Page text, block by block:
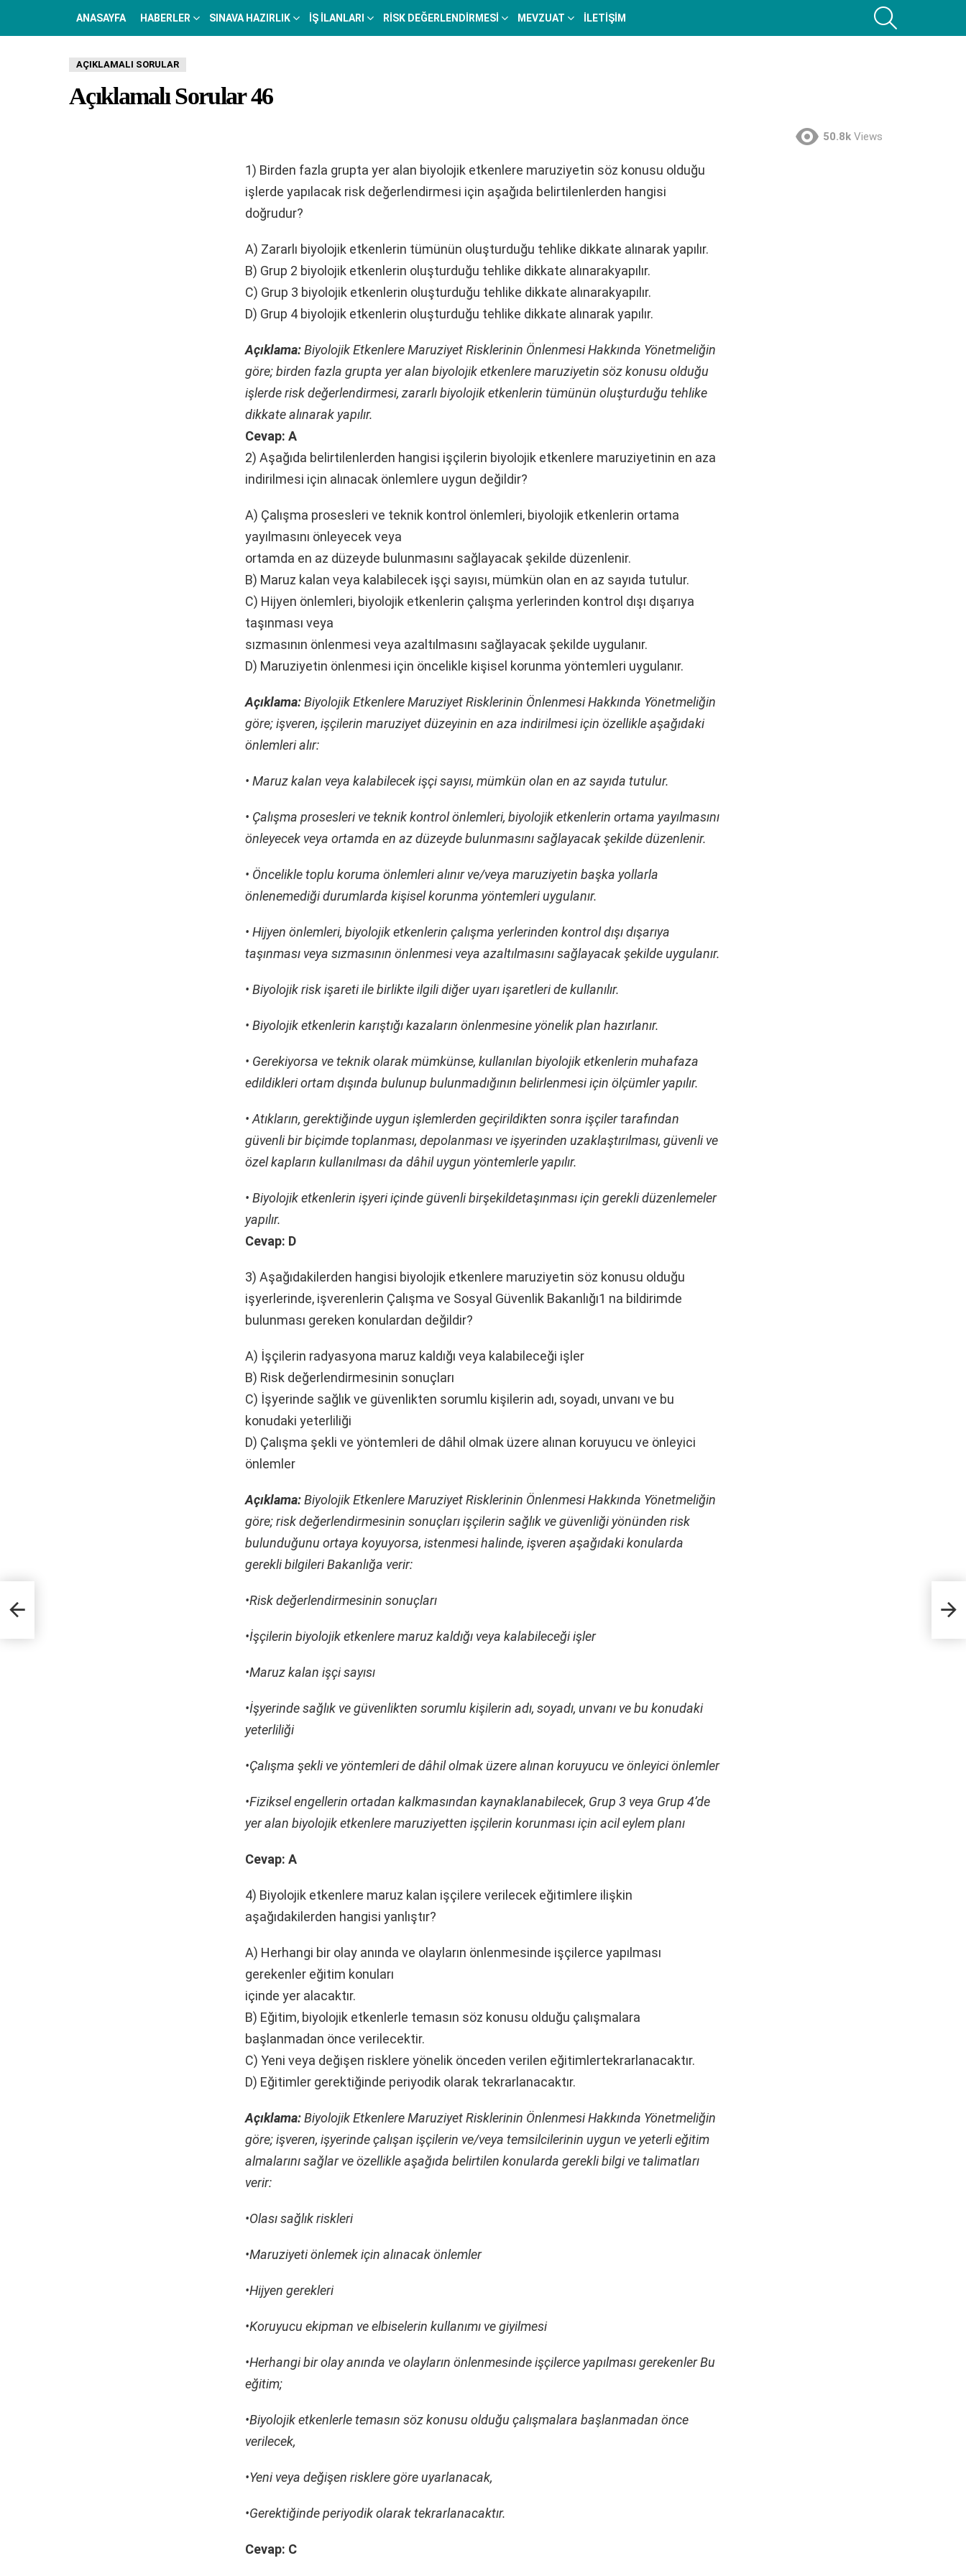
ANASAYFA HABERLER SINAVA HAZIRLIK İŞ İLANLARI RISK DEĞERLENDIRMESI MEVZUAT İLETIŞIM
AÇIKLAMALI SORULAR
Açıklamalı Sorular 46
50.8k Views
1) Birden fazla grupta yer alan biyolojik etkenlere maruziyetin söz konusu olduğu
işlerde yapılacak risk değerlendirmesi için aşağıda belirtilenlerden hangisi
doğrudur?
A) Zararlı biyolojik etkenlerin tümünün oluşturduğu tehlike dikkate alınarak yapılır.
B) Grup 2 biyolojik etkenlerin oluşturduğu tehlike dikkate alınarakyapılır.
C) Grup 3 biyolojik etkenlerin oluşturduğu tehlike dikkate alınarakyapılır.
D) Grup 4 biyolojik etkenlerin oluşturduğu tehlike dikkate alınarak yapılır.
Açıklama:Biyolojik Etkenlere Maruziyet Risklerinin Önlenmesi Hakkında Yönetmeliğin
göre; birden fazla grupta yer alan biyolojik etkenlere maruziyetin söz konusu olduğu
işlerde risk değerlendirmesi, zararlı biyolojik etkenlerin tümünün oluşturduğu tehlike
dikkate alınarak yapılır.
Cevap: A
2) Aşağıda belirtilenlerden hangisi işçilerin biyolojik etkenlere maruziyetinin en aza
indirilmesi için alınacak önlemlere uygun değildir?
A) Çalışma prosesleri ve teknik kontrol önlemleri, biyolojik etkenlerin ortama
yayılmasını önleyecek veya
ortamda en az düzeyde bulunmasını sağlayacak şekilde düzenlenir.
B) Maruz kalan veya kalabilecek işçi sayısı, mümkün olan en az sayıda tutulur.
C) Hijyen önlemleri, biyolojik etkenlerin çalışma yerlerinden kontrol dışı dışarıya
taşınması veya
sızmasının önlenmesi veya azaltılmasını sağlayacak şekilde uygulanır.
D) Maruziyetin önlenmesi için öncelikle kişisel korunma yöntemleri uygulanır.
Açıklama:Biyolojik Etkenlere Maruziyet Risklerinin Önlenmesi Hakkında Yönetmeliğin
göre; işveren, işçilerin maruziyet düzeyinin en aza indirilmesi için özellikle aşağıdaki
önlemleri alır:
• Maruz kalan veya kalabilecek işçi sayısı, mümkün olan en az sayıda tutulur.
• Çalışma prosesleri ve teknik kontrol önlemleri, biyolojik etkenlerin ortama yayılmasını
önleyecek veya ortamda en az düzeyde bulunmasını sağlayacak şekilde düzenlenir.
• Öncelikle toplu koruma önlemleri alınır ve/veya maruziyetin başka yollarla
önlenemediği durumlarda kişisel korunma yöntemleri uygulanır.
• Hijyen önlemleri, biyolojik etkenlerin çalışma yerlerinden kontrol dışı dışarıya
taşınması veya sızmasının önlenmesi veya azaltılmasını sağlayacak şekilde uygulanır.
• Biyolojik risk işareti ile birlikte ilgili diğer uyarı işaretleri de kullanılır.
• Biyolojik etkenlerin karıştığı kazaların önlenmesine yönelik plan hazırlanır.
• Gerekiyorsa ve teknik olarak mümkünse, kullanılan biyolojik etkenlerin muhafaza
edildikleri ortam dışında bulunup bulunmadığının belirlenmesi için ölçümler yapılır.
• Atıkların, gerektiğinde uygun işlemlerden geçirildikten sonra işçiler tarafından
güvenli bir biçimde toplanması, depolanması ve işyerinden uzaklaştırılması, güvenli ve
özel kapların kullanılması da dâhil uygun yöntemlerle yapılır.
• Biyolojik etkenlerin işyeri içinde güvenli birşekildetaşınması için gerekli düzenlemeler
yapılır.
Cevap: D
3) Aşağıdakilerden hangisi biyolojik etkenlere maruziyetin söz konusu olduğu
işyerlerinde, işverenlerin Çalışma ve Sosyal Güvenlik Bakanlığı1 na bildirimde
bulunması gereken konulardan değildir?
A) İşçilerin radyasyona maruz kaldığı veya kalabileceği işler
B) Risk değerlendirmesinin sonuçları
C) İşyerinde sağlık ve güvenlikten sorumlu kişilerin adı, soyadı, unvanı ve bu
konudaki yeterliliği
D) Çalışma şekli ve yöntemleri de dâhil olmak üzere alınan koruyucu ve önleyici
önlemler
Açıklama:Biyolojik Etkenlere Maruziyet Risklerinin Önlenmesi Hakkında Yönetmeliğin
göre; risk değerlendirmesinin sonuçları işçilerin sağlık ve güvenliği yönünden risk
bulunduğunu ortaya koyuyorsa, istenmesi halinde, işveren aşağıdaki konularda
gerekli bilgileri Bakanlığa verir:
•Risk değerlendirmesinin sonuçları
•İşçilerin biyolojik etkenlere maruz kaldığı veya kalabileceği işler
•Maruz kalan işçi sayısı
•İşyerinde sağlık ve güvenlikten sorumlu kişilerin adı, soyadı, unvanı ve bu konudaki
yeterliliği
•Çalışma şekli ve yöntemleri de dâhil olmak üzere alınan koruyucu ve önleyici önlemler
•Fiziksel engellerin ortadan kalkmasından kaynaklanabilecek, Grup 3 veya Grup 4’de
yer alan biyolojik etkenlere maruziyetten işçilerin korunması için acil eylem planı
Cevap: A
4) Biyolojik etkenlere maruz kalan işçilere verilecek eğitimlere ilişkin
aşağıdakilerden hangisi yanlıştır?
A) Herhangi bir olay anında ve olayların önlenmesinde işçilerce yapılması
gerekenler eğitim konuları
içinde yer alacaktır.
B) Eğitim, biyolojik etkenlerle temasın söz konusu olduğu çalışmalara
başlanmadan önce verilecektir.
C) Yeni veya değişen risklere yönelik önceden verilen eğitimlertekrarlanacaktır.
D) Eğitimler gerektiğinde periyodik olarak tekrarlanacaktır.
Açıklama:Biyolojik Etkenlere Maruziyet Risklerinin Önlenmesi Hakkında Yönetmeliğin
göre; işveren, işyerinde çalışan işçilerin ve/veya temsilcilerinin uygun ve yeterli eğitim
almalarını sağlar ve özellikle aşağıda belirtilen konularda gerekli bilgi ve talimatları
verir:
•Olası sağlık riskleri
•Maruziyeti önlemek için alınacak önlemler
•Hijyen gerekleri
•Koruyucu ekipman ve elbiselerin kullanımı ve giyilmesi
•Herhangi bir olay anında ve olayların önlenmesinde işçilerce yapılması gerekenler Bu
eğitim;
•Biyolojik etkenlerle temasın söz konusu olduğu çalışmalara başlanmadan önce
verilecek,
•Yeni veya değişen risklere göre uyarlanacak,
•Gerektiğinde periyodik olarak tekrarlanacaktır.
Cevap: C